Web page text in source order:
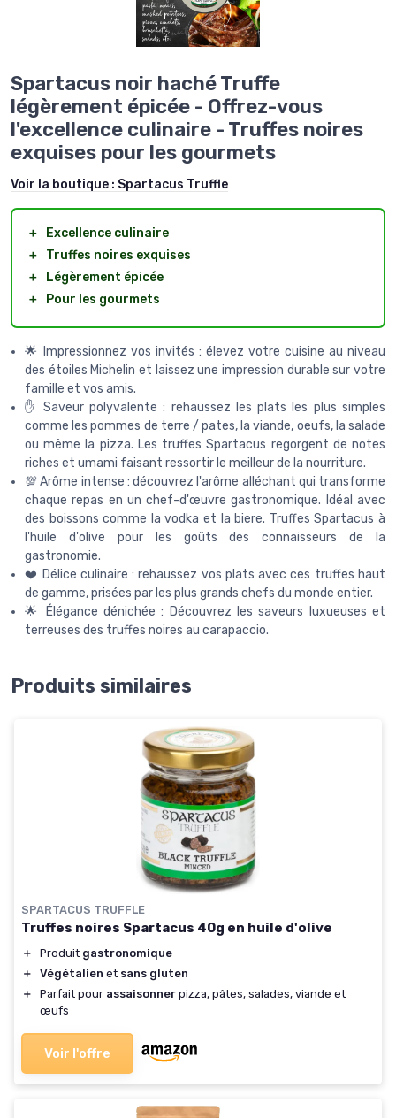
Spartacus noir haché Truffe
légèrement épicée - Offrez-vous
l'excellence culinaire - Truffes noires
exquises pour les gourmets
Voir la boutique : Spartacus Truffle
＋
Excellence culinaire
＋
Truffes noires exquises
＋
Légèrement épicée
＋
Pour les gourmets
🌟 Impressionnez vos invités : élevez votre cuisine au niveau
des étoiles Michelin et laissez une impression durable sur votre
famille et vos amis.
✋ Saveur polyvalente : rehaussez les plats les plus simples
comme les pommes de terre / pates, la viande, oeufs, la salade
ou même la pizza. Les truffes Spartacus regorgent de notes
riches et umami faisant ressortir le meilleur de la nourriture.
💯 Arôme intense : découvrez l'arôme alléchant qui transforme
chaque repas en un chef-d'œuvre gastronomique. Idéal avec
des boissons comme la vodka et la biere. Truffes Spartacus à
l'huile d'olive pour les goûts des connaisseurs de la
gastronomie.
❤️ Délice culinaire : rehaussez vos plats avec ces truffes haut
de gamme, prisées par les plus grands chefs du monde entier.
🌟 Élégance dénichée : Découvrez les saveurs luxueuses et
terreuses des truffes noires au carapaccio.
Produits similaires
SPARTACUS TRUFFLE
Truffes noires Spartacus 40g en huile d'olive
＋ Produit gastronomique
＋
Végétalien et sans gluten
＋
Parfait pour assaisonner pizza, pâtes, salades, viande et
œufs
Voir l'offre